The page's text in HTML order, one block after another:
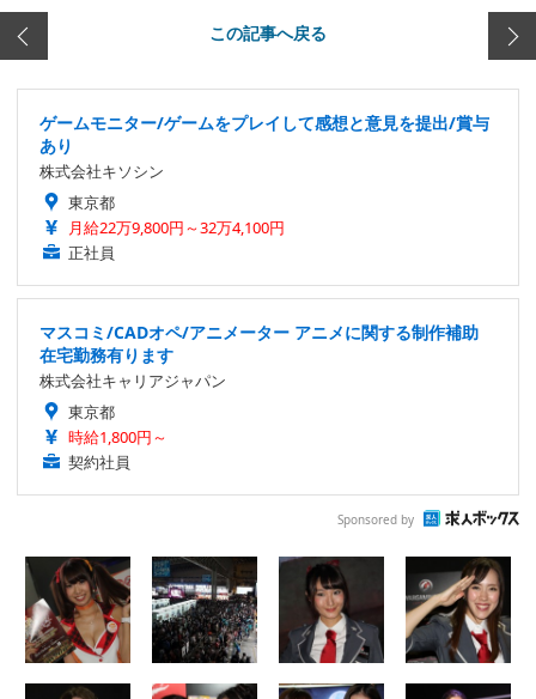
この記事へ戻る
ゲームモニター/ゲームをプレイして感想と意見を提出/賞与
あり
株式会社キソシン
東京都
月給22万9,800円～32万4,100円
正社員
マスコミ/CADオペ/アニメーター アニメに関する制作補助
在宅勤務有ります
株式会社キャリアジャパン
東京都
時給1,800円～
契約社員
Sponsored by